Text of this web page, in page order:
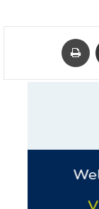
مشاركة عبر البريد